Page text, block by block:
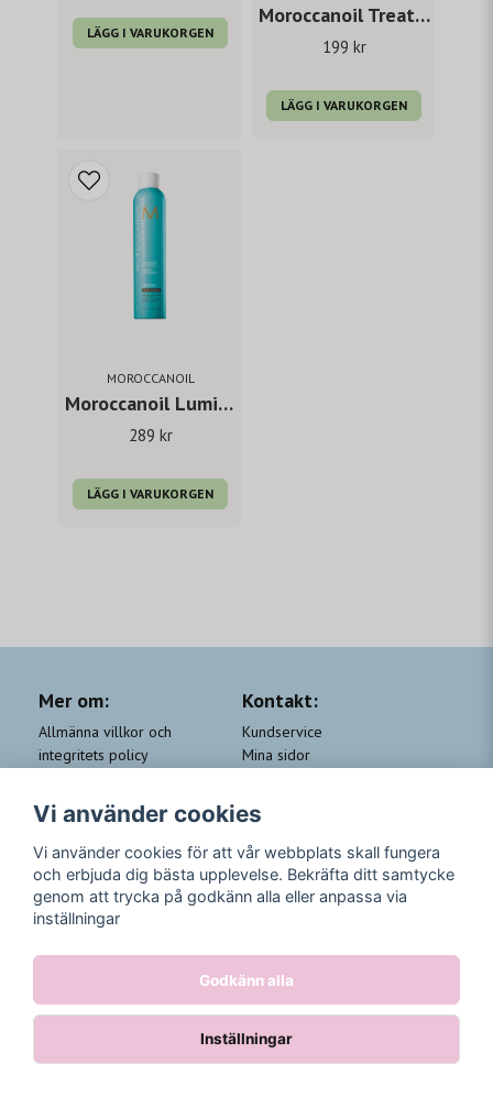
LÄGG I VARUKORGEN
Moroccanoil Treatment 25 ml for all hair types
199 kr
LÄGG I VARUKORGEN
MOROCCANOIL
Moroccanoil Luminous Hairspray Extra Strong 330 ml
289 kr
LÄGG I VARUKORGEN
Mer om:
Allmänna villkor och
integritets policy
QA
Kundklubb Beauty for you
Kontakt:
Kundservice
Mina sidor
Returer
Trygga Betalningar
Följ oss
Instagram
Vi använder cookies
Vi använder cookies för att vår webbplats skall fungera
och erbjuda dig bästa upplevelse. Bekräfta ditt samtycke
genom att trycka på godkänn alla eller anpassa via
inställningar
Godkänn alla
Inställningar